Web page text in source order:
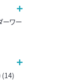
ーワー
(14)